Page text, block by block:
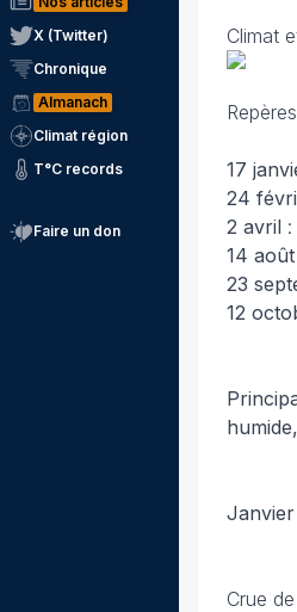
X (Twitter)
Chronique
Almanach
Climat région
T°C records
Faire un don
Climat
17
24
2 avril
14 août
23
12
Janvier
Crue